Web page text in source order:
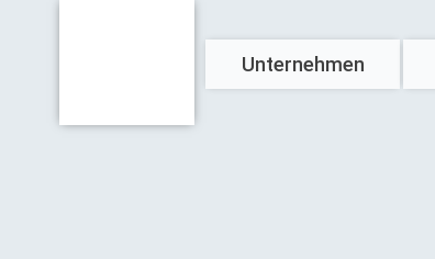
Unternehmen